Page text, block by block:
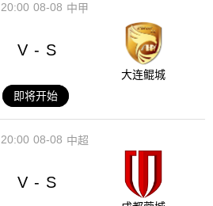
08-08
20:00 中甲
V - S
大连鲲城
即将开始
08-08
20:00 中超
V - S